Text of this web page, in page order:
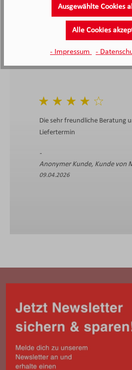
Stand: 06.08.26
4.4/5.0 4.4
Die sehr freundliche Beratung
Liefertermin
Anonymer Kunde, Kunde von
09.04.2026
Ausgewählte Cookies
Alle Cookies
- Impressum -